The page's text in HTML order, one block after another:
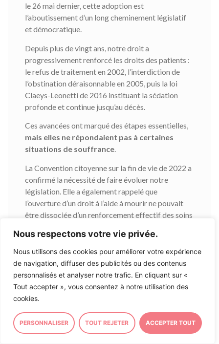
Nous respectons votre vie privée.
Nous utilisons des cookies pour améliorer votre expérience
de navigation, diffuser des publicités ou des contenus
personnalisés et analyser notre trafic. En cliquant sur «
Tout accepter », vous consentez à notre utilisation des
cookies.
PERSONNALISER TOUT REJETER ACCEPTER TOUT
le 26 mai dernier, cette adoption est
l’aboutissement d’un long cheminement législatif
et démocratique.
Depuis plus de vingt ans, notre droit a
progressivement renforcé les droits des patients :
le refus de traitement en 2002, l’interdiction de
l’obstination déraisonnable en 2005, puis la loi
Claeys-Leonetti de 2016 instituant la sédation
profonde et continue jusqu’au décès.
Ces avancées ont marqué des étapes essentielles,
mais elles ne répondaient pas à certaines
situations de souffrance.
La Convention citoyenne sur la fin de vie de 2022 a
confirmé la nécessité de faire évoluer notre
législation. Elle a également rappelé que
l’ouverture d’un droit à l’aide à mourir ne pouvait
être dissociée d’un renforcement effectif des soins
l’ensemble du territoire. C’est cette double
exigence qui a guidé les travaux du Parlement
depuis maintenant quatre ans.
Au cœur du débat public, un premier projet de loi
regroupait alors le développement des soins
palliatifs et l’aide à mourir. Soutenu par une
majorité des parlementaires,la dissolution de
l’Assemblée nationale en 2024 suspend sa